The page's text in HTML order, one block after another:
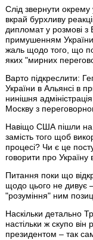
Слід звернути
вкрай бурхливу
дипломат у розмові з
примушенням України
жаль щодо того, що
яких "мирних
Варто підкреслити:
України в Альянсі в
нинішня
Москву з
Навіщо США пішли на
замість того щоб
процесі? Чи є це
говорити про
Питання поки що
щодо цього не дивує
"розуміння" ним
Наскільки детально
настільки ж скупо він
президентом – так